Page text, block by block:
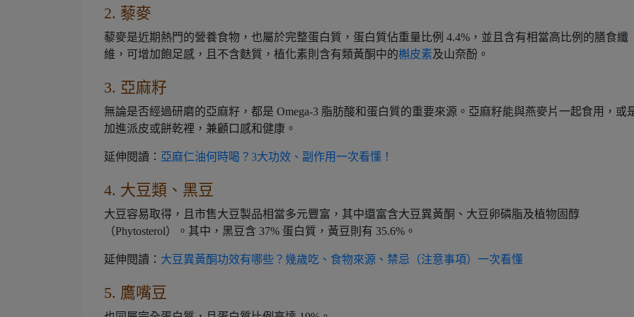
2. 藜麥
藜麥是近期熱門的營養食物，也屬於完整蛋白質，蛋白質佔重量比例 4.4%，並且含有相當高比例的膳食纖
維，可增加飽足感，且不含麩質，植化素則含有類黃酮中的槲皮素及山奈酚。
3. 亞麻籽
無論是否經過研磨的亞麻籽，都是 Omega-3 脂肪酸和蛋白質的重要來源。亞麻籽能與燕麥片一起食用，或
加進派皮或餅乾裡，兼顧口感和健康。
延伸閱讀： 亞麻仁油何時喝？3大功效、副作用一次看懂！
4. 大豆類、黑豆
大豆容易取得，且市售大豆製品相當多元豐富，其中還富含大豆異黃酮、大豆卵磷脂及植物固醇
（Phytosterol）。其中，黑豆含 37% 蛋白質，黃豆則有 35.6%。
延伸閱讀： 大豆異黃酮功效有哪些？幾歲吃、食物來源、禁忌（注意事項）一次看懂
5. 鷹嘴豆